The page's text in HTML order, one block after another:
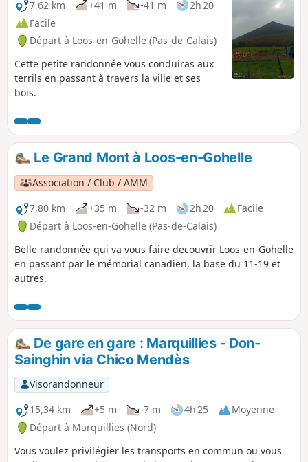
7,62 km
+41 m -41 m
2h 20
Facile
Départ à Loos-en-Gohelle (Pas-de-Calais)
Cette petite randonnée vous conduiras aux
terrils en passant à travers la ville et ses
bois.
Le Grand Mont à Loos-en-Gohelle
Association / Club / AMM
7,80 km
+35 m -32 m 2h 20
Facile
Départ à Loos-en-Gohelle (Pas-de-Calais)
Belle randonnée qui va vous faire decouvrir Loos-en-Gohelle
en passant par le mémorial canadien, la base du 11-19 et
autres.
De gare en gare : Marquillies - Don-
Sainghin via Chico Mendès
Visorandonneur
15,34 km
+5 m -7 m 4h 25
Moyenne
Départ à Marquillies (Nord)
Vous voulez privilégier les transports en commun ou vous